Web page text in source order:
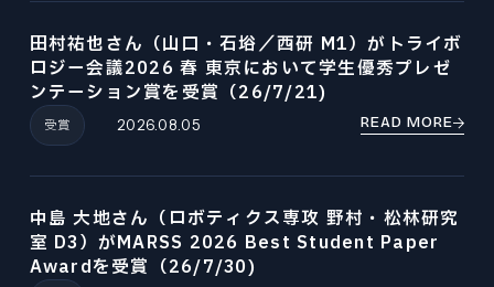
受賞 2026.08.05
田村祐也さん（山口・石﨏／西研 M1）がトライボ
ロジー会議2026 春 東京において学生優秀プレゼ
ンテーション賞を受賞（26/7/21)
READ MORE
中島 大地さん（ロボティクス専攻 野村・松林研究
室 D3）がMARSS 2026 Best Student Paper
Awardを受賞（26/7/30)